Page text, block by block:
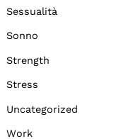
Sessualità
Sonno
Strength
Stress
Uncategorized
Work